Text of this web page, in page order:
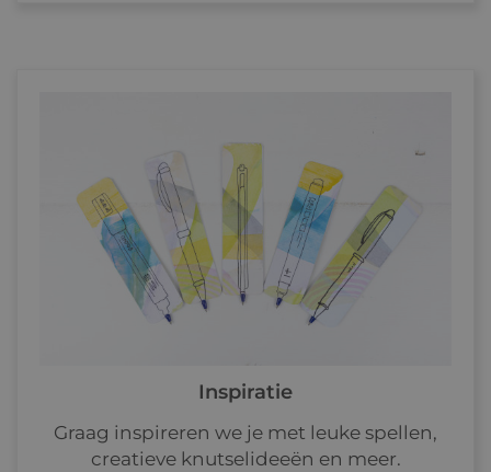
Inspiratie
Graag inspireren we je met leuke spellen,
creatieve knutselideeën en meer.